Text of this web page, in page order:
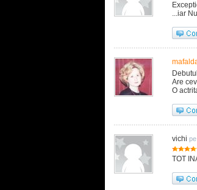
...iar
Are
O
vichi
TOT